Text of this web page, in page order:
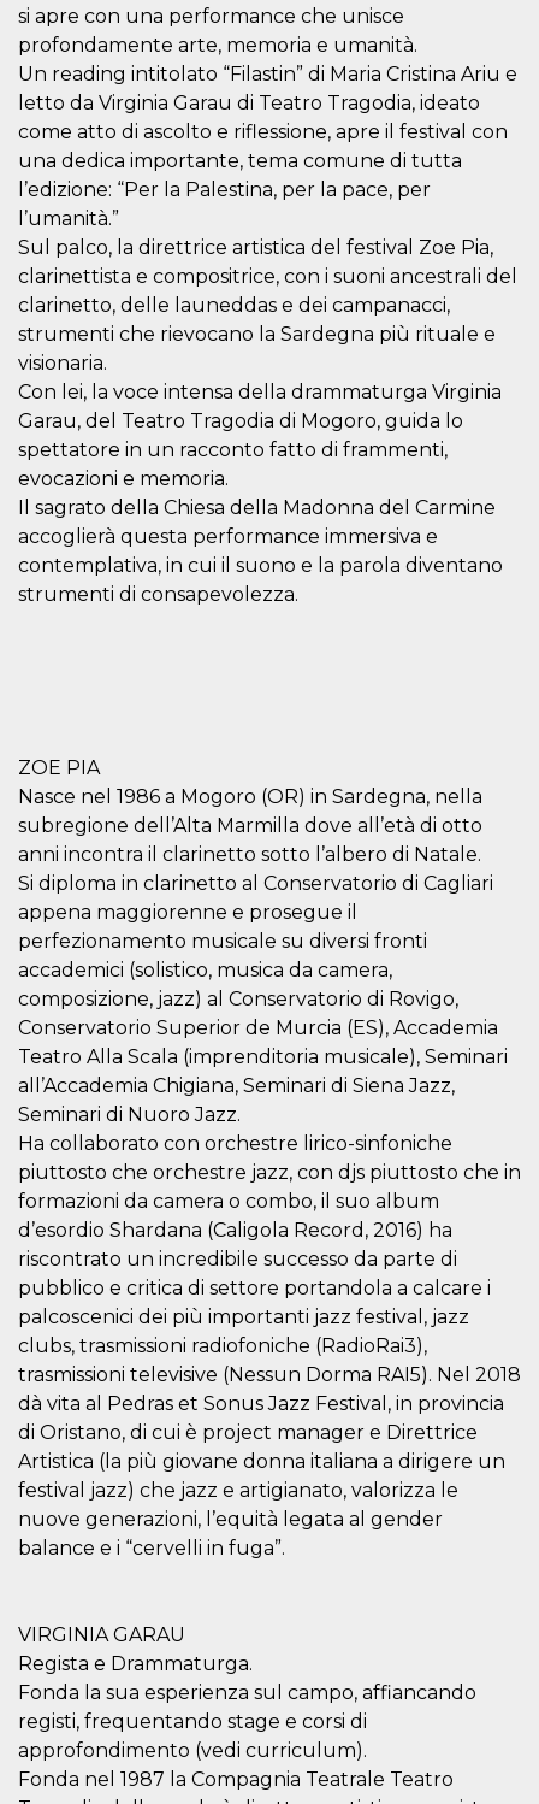
si apre con una performance che unisce
profondamente arte, memoria e umanità.
Un reading intitolato “Filastin” di Maria Cristina Ariu e
letto da Virginia Garau di Teatro Tragodia, ideato
come atto di ascolto e riflessione, apre il festival con
una dedica importante, tema comune di tutta
l’edizione: “Per la Palestina, per la pace, per
l’umanità.”
Sul palco, la direttrice artistica del festival Zoe Pia,
clarinettista e compositrice, con i suoni ancestrali del
clarinetto, delle launeddas e dei campanacci,
strumenti che rievocano la Sardegna più rituale e
visionaria.
Con lei, la voce intensa della drammaturga Virginia
Garau, del Teatro Tragodia di Mogoro, guida lo
spettatore in un racconto fatto di frammenti,
evocazioni e memoria.
Il sagrato della Chiesa della Madonna del Carmine
accoglierà questa performance immersiva e
contemplativa, in cui il suono e la parola diventano
strumenti di consapevolezza.
ZOE PIA
Nasce nel 1986 a Mogoro (OR) in Sardegna, nella
subregione dell’Alta Marmilla dove all’età di otto
anni incontra il clarinetto sotto l’albero di Natale.
Si diploma in clarinetto al Conservatorio di Cagliari
appena maggiorenne e prosegue il
perfezionamento musicale su diversi fronti
accademici (solistico, musica da camera,
composizione, jazz) al Conservatorio di Rovigo,
Conservatorio Superior de Murcia (ES), Accademia
Teatro Alla Scala (imprenditoria musicale), Seminari
all’Accademia Chigiana, Seminari di Siena Jazz,
Seminari di Nuoro Jazz.
Ha collaborato con orchestre lirico-sinfoniche
piuttosto che orchestre jazz, con djs piuttosto che in
formazioni da camera o combo, il suo album
d’esordio Shardana (Caligola Record, 2016) ha
riscontrato un incredibile successo da parte di
pubblico e critica di settore portandola a calcare i
palcoscenici dei più importanti jazz festival, jazz
clubs, trasmissioni radiofoniche (RadioRai3),
trasmissioni televisive (Nessun Dorma RAI5). Nel 2018
dà vita al Pedras et Sonus Jazz Festival, in provincia
di Oristano, di cui è project manager e Direttrice
Artistica (la più giovane donna italiana a dirigere un
festival jazz) che jazz e artigianato, valorizza le
nuove generazioni, l’equità legata al gender
balance e i “cervelli in fuga”.
VIRGINIA GARAU
Regista e Drammaturga.
Fonda la sua esperienza sul campo, affiancando
registi, frequentando stage e corsi di
approfondimento (vedi curriculum).
Fonda nel 1987 la Compagnia Teatrale Teatro
present. It is
required to
reach origin
wordpress_test_cookie
Automattic
Inc.
.oooh.events
Cookie di
Wordpress,
verifica che il
browser accetti i
PHPSESSID
PHP.net
oooh.events
Sessione
Cookie
generato da
applicazioni
basate sul
linguaggio PHP.
Si tratta di un
utilizzato per
mantenere le
variabili di
sessione utente.
Normalmente è
modo casuale, il
viene utilizzato
può essere
specifico per il
l'ottimizzazione
dei servizi di
elaborazione
dei pagamenti,
facilitando la
memorizzazione
dei contenuti
rendere le
pagine più
CookieScriptConsent
CookieScript
oooh.events
4
settimane
2 giorni
Questo cookie
viene utilizzato
dal servizio
Cookie-
Script.com per
ricordare le
preferenze di
cookie dei
visitatori. È
necessario che il
banner dei
cookie di
Cookie-
Script.com
funzioni
correttamente.
Storage declaration
Nome
Storage
type
Descrizione
fbssls_314278995690155
Session
wpEmojiSettingsSupports
Session
storage
Local
storage
Nome
Dominio
Meta
Platform Inc.
settimane
essere di